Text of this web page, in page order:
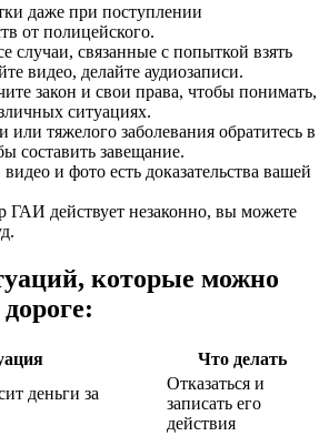
даже при поступлении
от полицейского.
случаи, связанные с попыткой взять
видео, делайте аудиозаписи.
закон и свои права, чтобы понимать,
ситуациях.
или тяжелого заболевания обратитесь в
составить завещание.
и фото есть доказательства вашей
ГАИ действует незаконно, вы можете
которые можно
Что делать
деньги за
Отказаться и
записать его
действия